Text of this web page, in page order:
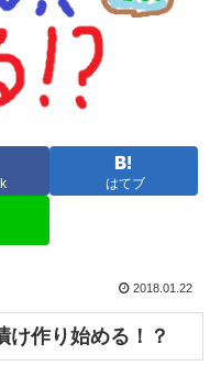
はてブ
2018.01.22
け作り始める！？